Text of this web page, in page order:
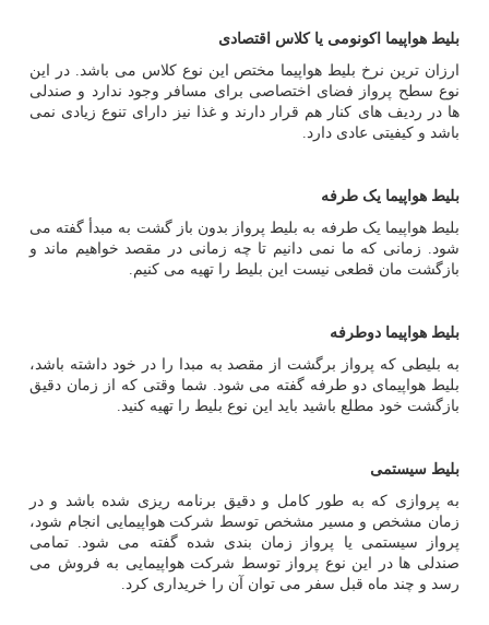
بلیط هواپیما اکونومی یا کلاس اقتصادی
ارزان ترین نرخ بلیط هواپیما مختص این نوع کلاس می باشد. در این
نوع سطح پرواز فضای اختصاصی برای مسافر وجود ندارد و صندلی
ها در ردیف های کنار هم قرار دارند و غذا نیز دارای تنوع زیادی نمی
باشد و کیفیتی عادی دارد.
بلیط هواپیما یک طرفه
بلیط هواپیما یک طرفه به بلیط پرواز بدون باز گشت به مبدأ گفته می
شود. زمانی که ما نمی دانیم تا چه زمانی در مقصد خواهیم ماند و
بازگشت مان قطعی نیست این بلیط را تهیه می کنیم.
بلیط هواپیما دوطرفه
به بلیطی که پرواز برگشت از مقصد به مبدا را در خود داشته باشد،
بلیط هواپیمای دو طرفه گفته می شود. شما وقتی که از زمان دقیق
بازگشت خود مطلع باشید باید این نوع بلیط را تهیه کنید.
بلیط سیستمی
به پروازی که به طور کامل و دقیق برنامه ریزی شده باشد و در
زمان مشخص و مسیر مشخص توسط شرکت هواپیمایی انجام شود،
پرواز سیستمی یا پرواز زمان بندی شده گفته می شود. تمامی
صندلی ها در این نوع پرواز توسط شرکت هواپیمایی به فروش می
رسد و چند ماه قبل سفر می توان آن را خریداری کرد.